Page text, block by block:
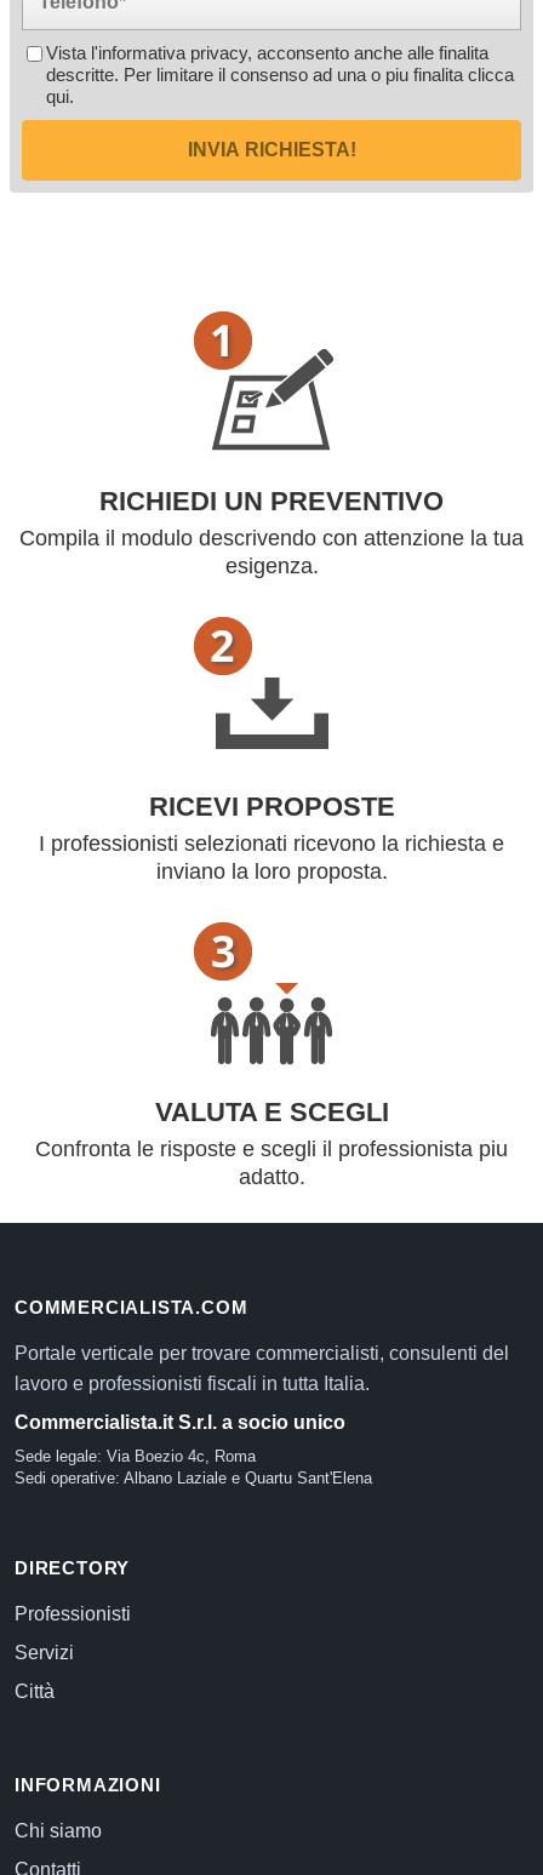
Vista l'informativa privacy, acconsento anche alle finalita
descritte. Per limitare il consenso ad una o piu finalita clicca
qui.
INVIA RICHIESTA!
RICHIEDI UN PREVENTIVO
Compila il modulo descrivendo con attenzione la tua
esigenza.
RICEVI PROPOSTE
I professionisti selezionati ricevono la richiesta e
inviano la loro proposta.
VALUTA E SCEGLI
Confronta le risposte e scegli il professionista piu
adatto.
COMMERCIALISTA.COM
Portale verticale per trovare commercialisti, consulenti del
lavoro e professionisti fiscali in tutta Italia.
Commercialista.it S.r.l. a socio unico
Sede legale: Via Boezio 4c, Roma
Sedi operative: Albano Laziale e Quartu Sant'Elena
DIRECTORY
Professionisti
Servizi
Città
INFORMAZIONI
Chi siamo
Contatti